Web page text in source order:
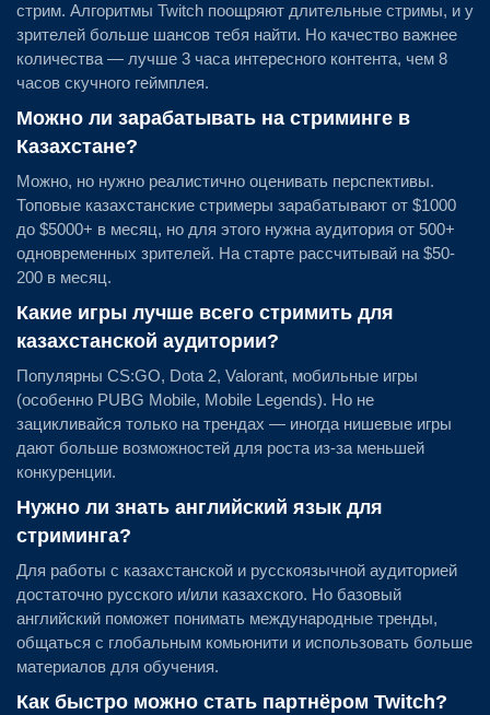
стрим. Алгоритмы Twitch поощряют длительные стримы, и у
зрителей больше шансов тебя найти. Но качество важнее
количества — лучше 3 часа интересного контента, чем 8
часов скучного геймплея.
Можно ли зарабатывать на стриминге в
Казахстане?
Можно, но нужно реалистично оценивать перспективы.
Топовые казахстанские стримеры зарабатывают от $1000
до $5000+ в месяц, но для этого нужна аудитория от 500+
одновременных зрителей. На старте рассчитывай на $50-
200 в месяц.
Какие игры лучше всего стримить для
казахстанской аудитории?
Популярны CS:GO, Dota 2, Valorant, мобильные игры
(особенно PUBG Mobile, Mobile Legends). Но не
зацикливайся только на трендах — иногда нишевые игры
дают больше возможностей для роста из-за меньшей
конкуренции.
Нужно ли знать английский язык для
стриминга?
Для работы с казахстанской и русскоязычной аудиторией
достаточно русского и/или казахского. Но базовый
английский поможет понимать международные тренды,
общаться с глобальным комьюнити и использовать больше
материалов для обучения.
Как быстро можно стать партнёром Twitch?